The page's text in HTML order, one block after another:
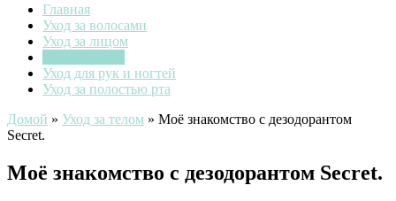
Главная
Уход за волосами
Уход за лицом
Уход для рук и ногтей
Уход за полостью рта
Домой » Уход за телом » Моё знакомство с дезодорантом
Secret.
Моё знакомство с дезодорантом Secret.